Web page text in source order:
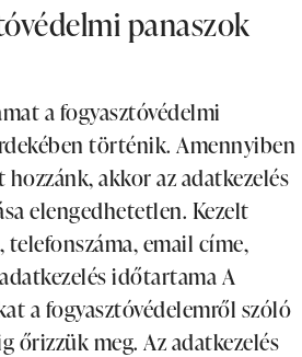
panaszok
a fogyasztóvédelmi
történik. Amennyiben
akkor az adatkezelés
elengedhetetlen. Kezelt
telefonszáma, email címe,
időtartama A
a fogyasztóvédelemről szóló
őrizzük meg. Az adatkezelés